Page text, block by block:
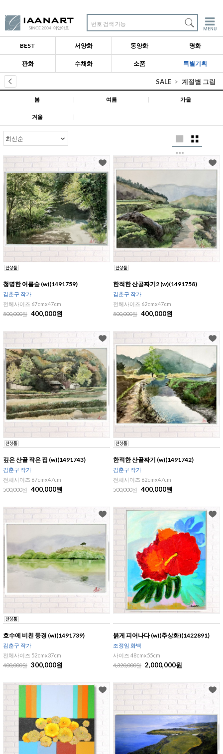
번호 검색 가능
BEST 서양화 동양화 명화
판화 수채화 소품 특별기획
SALE 계절별 그림
봄 | 여름 | 가을
겨울 |
청명한 여름숲 (w)(1491759)
김춘구 작가
전체사이즈 67cmx47cm
500,000원 400,000원
한적한 산골짜기2 (w)(1491758)
김춘구 작가
전체사이즈 62cmx47cm
500,000원 400,000원
깊은 산골 작은 집 (w)(1491743)
김춘구 작가
전체사이즈 67cmx47cm
500,000원 400,000원
한적한 산골짜기 (w)(1491742)
김춘구 작가
전체사이즈 62cmx47cm
500,000원 400,000원
호수에 비친 풍경 (w)(1491739)
김춘구 작가
전체사이즈 52cmx37cm
400,000원 300,000원
붉게 피어나다 (w)(추상화)(1422891)
조정임 화백
사이즈 48cmx55cm
4,320,000원 2,000,000원